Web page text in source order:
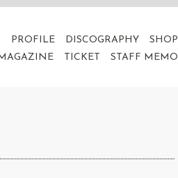
PROFILE DISCOGRAPHY
SHOP
TICKET STAFF MEMO